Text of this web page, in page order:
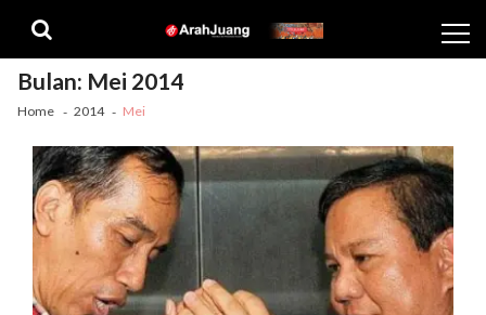
navigation
content
Bulan: Mei 2014
Home 2014 Mei